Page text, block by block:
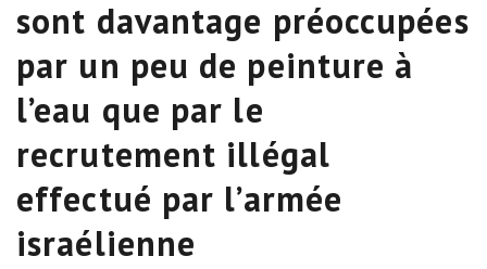
sont davantage préoccupées
par un peu de peinture à
l’eau que par le
recrutement illégal
effectué par l’armée
israélienne